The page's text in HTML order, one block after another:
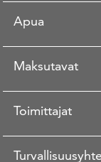
Apua
Maksutavat
Toimittajat